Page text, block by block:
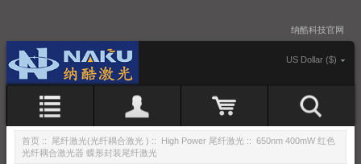
纳酷科技官网
US Dollar ($)
首页 :: 尾纤激光(光纤耦合激光 ) :: High Power 尾纤激光 :: 650nm 400mW 红色
光纤耦合激光器 蝶形封装尾纤激光